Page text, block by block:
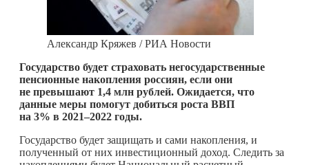
Александр Кряжев / РИА Новости
Государство будет страховать негосударственные
пенсионные накопления россиян, если они
не превышают 1,4 млн рублей. Ожидается, что
данные меры помогут добиться роста ВВП
на 3% в 2021–2022 годы.
Государство будет защищать и сами накопления, и
полученный от них инвестиционный доход. Следить за